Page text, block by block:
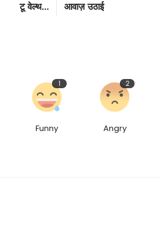
टू वेल्थ...
आवाज़ उठाई
1
Funny
2
Angry